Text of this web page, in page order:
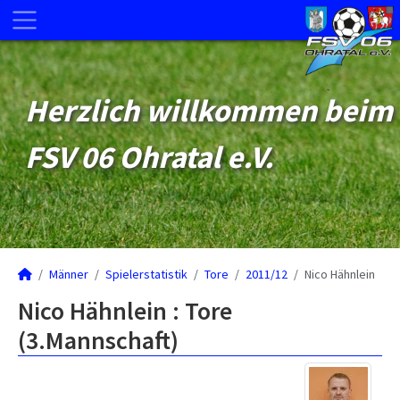
Herzlich willkommen beim
FSV 06 Ohratal e.V.
Männer Spielerstatistik Tore 2011/12 Nico Hähnlein
Nico Hähnlein : Tore
(3.Mannschaft)